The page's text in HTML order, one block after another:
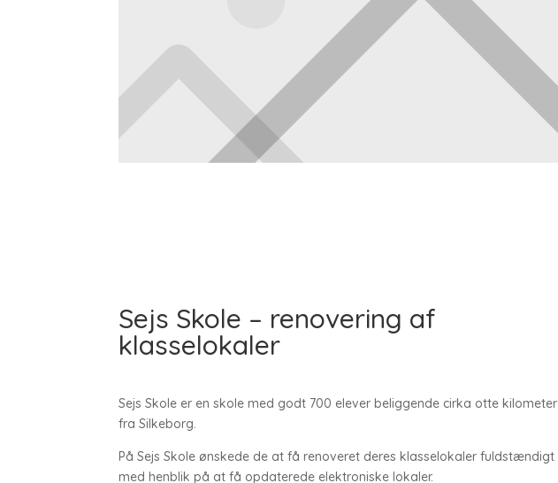
Sejs Skole – renovering af
klasselokaler
Sejs Skole er en skole med godt 700 elever beliggende cirka otte kilometer
fra Silkeborg.
På Sejs Skole ønskede de at få renoveret deres klasselokaler fuldstændigt
med henblik på at få opdaterede elektroniske lokaler.